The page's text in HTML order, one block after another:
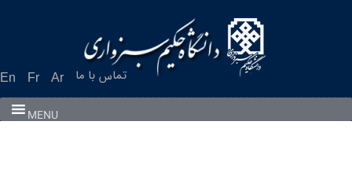
En Fr Ar تماس با ما
MENU